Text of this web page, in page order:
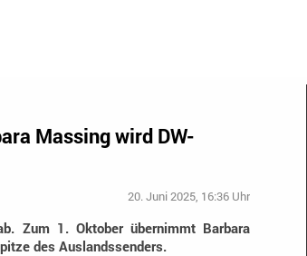
Massing wird DW-
20. Juni 2025, 16:36 Uhr
Zum 1. Oktober übernimmt Barbara
des Auslandssenders.